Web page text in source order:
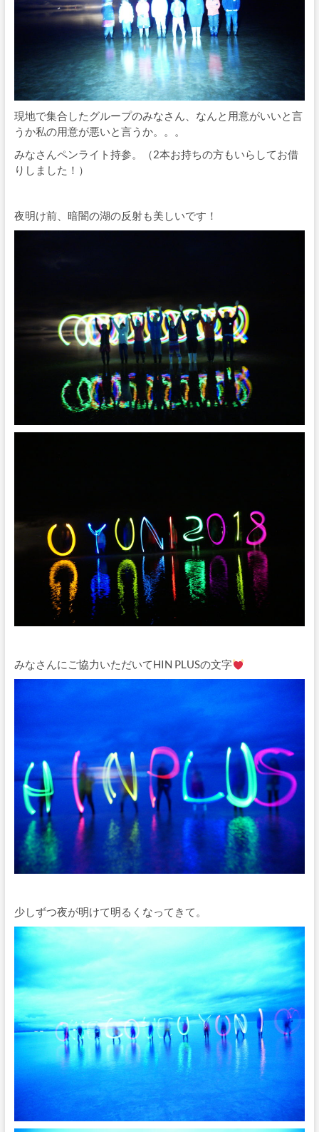
現地で集合したグループのみなさん、なんと用意がいいと言
うか私の用意が悪いと言うか。。。
みなさんペンライト持参。（2本お持ちの方もいらしてお借
りしました！）
夜明け前、暗闇の湖の反射も美しいです！
みなさんにご協力いただいてHIN PLUSの文字
少しずつ夜が明けて明るくなってきて。